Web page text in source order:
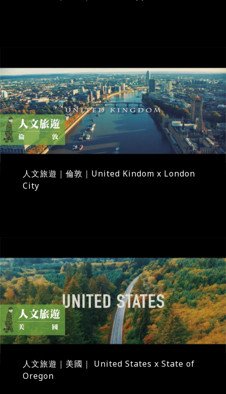
人文旅遊｜倫敦｜United Kindom x London
City
人文旅遊｜美國｜ United States x State of
Oregon